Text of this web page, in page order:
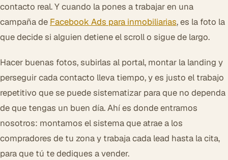
contacto real. Y cuando la pones a trabajar en una
campaña de Facebook Ads para inmobiliarias, es la foto la
que decide si alguien detiene el scroll o sigue de largo.
Hacer buenas fotos, subirlas al portal, montar la landing y
perseguir cada contacto lleva tiempo, y es justo el trabajo
repetitivo que se puede sistematizar para que no dependa
de que tengas un buen día. Ahí es donde entramos
nosotros: montamos el sistema que atrae a los
compradores de tu zona y trabaja cada lead hasta la cita,
para que tú te dediques a vender.